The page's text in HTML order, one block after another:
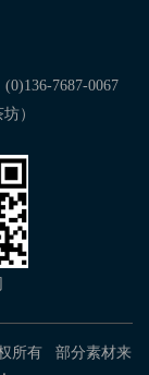
7687-0067
）
所有 部分素材来